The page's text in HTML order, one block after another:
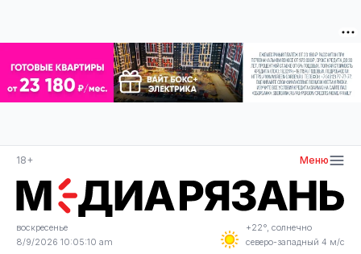
18+ Меню
воскресенье
8/9/2026 10:05:10 am
+22°, солнечно
северо-западный 4 м/с